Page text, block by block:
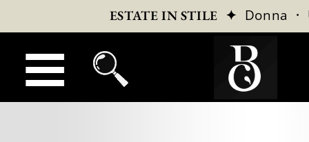
ESTATE IN STILE ✦ Donna ·